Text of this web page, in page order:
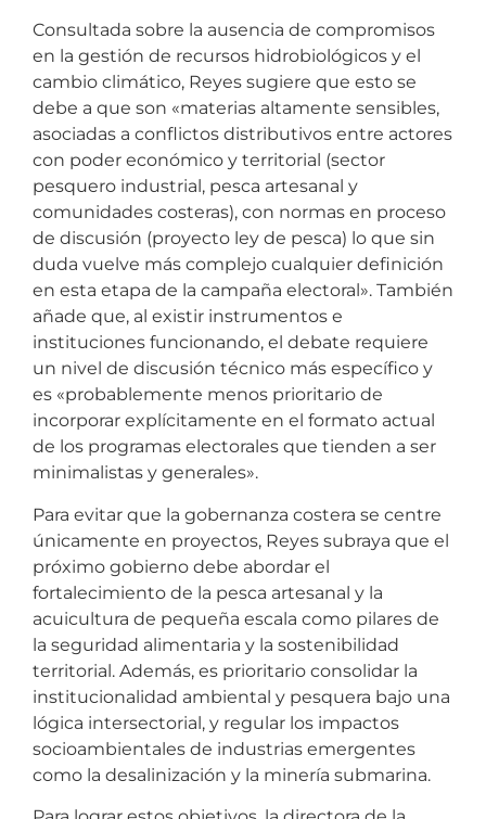
Consultada sobre la ausencia de compromisos
en la gestión de recursos hidrobiológicos y el
cambio climático, Reyes sugiere que esto se
debe a que son «materias altamente sensibles,
asociadas a conflictos distributivos entre actores
con poder económico y territorial (sector
pesquero industrial, pesca artesanal y
comunidades costeras), con normas en proceso
de discusión (proyecto ley de pesca) lo que sin
duda vuelve más complejo cualquier definición
en esta etapa de la campaña electoral». También
añade que, al existir instrumentos e
instituciones funcionando, el debate requiere
un nivel de discusión técnico más específico y
es «probablemente menos prioritario de
incorporar explícitamente en el formato actual
de los programas electorales que tienden a ser
minimalistas y generales».
Para evitar que la gobernanza costera se centre
únicamente en proyectos, Reyes subraya que el
próximo gobierno debe abordar el
fortalecimiento de la pesca artesanal y la
acuicultura de pequeña escala como pilares de
la seguridad alimentaria y la sostenibilidad
territorial. Además, es prioritario consolidar la
institucionalidad ambiental y pesquera bajo una
lógica intersectorial, y regular los impactos
socioambientales de industrias emergentes
como la desalinización y la minería submarina.